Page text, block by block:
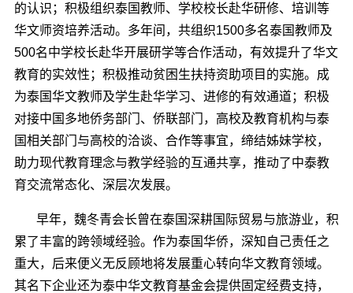
的认识 ；积极组织泰国教师、学校校长赴华研修、培训等
华文师资培养活动。 多年间，共组织1500多名泰国教师及
500名中学校长赴华开展研学等合作活动， 有效提升了华文
教育的实效性 ；积极推动贫困生扶持资助项目的实施。成
为泰国华文教师及学生赴华学习、进修的有效通道；积极
对接中国多地侨务部门 、 侨联部门，高校及教育机构与泰
国相关部门与高校的洽谈、合作等事宜，缔结姊妹学校，
助力现代教育理念与教学经验的互通共享，推动了中泰教
育交流常态化、深层次发展。
早年， 魏冬青会长曾在泰国深耕国际贸易与旅游业，积
累了丰富的跨领域经验。作为泰国华侨，深知自己责任之
重大，后来便义无反顾地将发展重心转向华文教育领域。
其名下企业还为泰中华文教育基金会提供固定经费支持，